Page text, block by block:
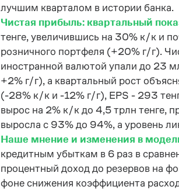
лучшим кварталом в истории банка.
Чистая прибыль: квартальный
тенге, увеличившись на 30% к/к и
розничного портфеля (+20% г/г).
иностранной валютой упали до 23
+2% г/г), а квартальный рост
(-28% к/к и -12% г/г), EPS - 293
вырос на 2% к/к до 4,5 трлн тенге,
выросла с 93% до 94%, а уровень
Наше мнение и изменения в
кредитным убыткам в 6 раз в
процентный доход до резервов на
фоне снижения коэффициента